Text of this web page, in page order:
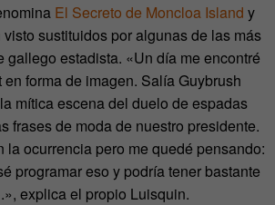
El Secreto de Moncloa Island y
sustituidos por algunas de las más
gallego estadista. «Un día me encontré
forma de imagen. Salía Guybrush
mítica escena del duelo de espadas
frases de moda de nuestro presidente.
la ocurrencia pero me quedé pensando:
programar eso y podría tener bastante
explica el propio Luisquin.